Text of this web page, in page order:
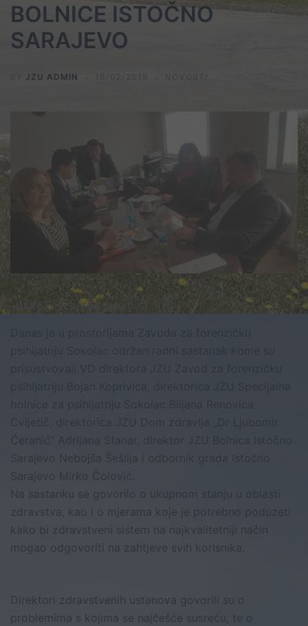
BOLNICE ISTOČNO
SARAJEVO
JZU ADMIN
BROJ PREGLEDA : 3.860
Sarajevo Mirko Čolović.
Na sastanku se govorilo o ukupnom stanju u oblasti
zdravstva, kao i o mjerama koje je potrebno poduzeti
kako bi zdravstveni sistem na najkvalitetniji način
mogao odgovoriti na zahtjeve svih korisnika.
Direktori zdravstvenih ustanova govorili su o
problemima s kojima se najčešće susreću, te o